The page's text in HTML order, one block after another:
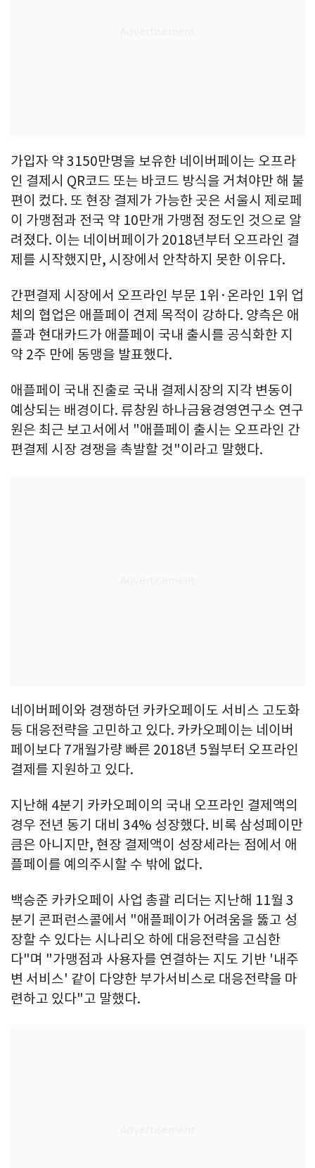
가입자 약 3150만명을 보유한 네이버페이는 오프라
인 결제시 QR코드 또는 바코드 방식을 거쳐야만 해 불
편이 컸다. 또 현장 결제가 가능한 곳은 서울시 제로페
이 가맹점과 전국 약 10만개 가맹점 정도인 것으로 알
려졌다. 이는 네이버페이가 2018년부터 오프라인 결
제를 시작했지만, 시장에서 안착하지 못한 이유다.
간편결제 시장에서 오프라인 부문 1위·온라인 1위 업
체의 협업은 애플페이 견제 목적이 강하다. 양측은 애
플과 현대카드가 애플페이 국내 출시를 공식화한 지
약 2주 만에 동맹을 발표했다.
애플페이 국내 진출로 국내 결제시장의 지각 변동이
예상되는 배경이다. 류창원 하나금융경영연구소 연구
원은 최근 보고서에서 "애플페이 출시는 오프라인 간
편결제 시장 경쟁을 촉발할 것"이라고 말했다.
네이버페이와 경쟁하던 카카오페이도 서비스 고도화
등 대응전략을 고민하고 있다. 카카오페이는 네이버
페이보다 7개월가량 빠른 2018년 5월부터 오프라인
결제를 지원하고 있다.
지난해 4분기 카카오페이의 국내 오프라인 결제액의
경우 전년 동기 대비 34% 성장했다. 비록 삼성페이만
큼은 아니지만, 현장 결제액이 성장세라는 점에서 애
플페이를 예의주시할 수 밖에 없다.
백승준 카카오페이 사업 총괄 리더는 지난해 11월 3
분기 콘퍼런스콜에서 "애플페이가 어려움을 뚫고 성
장할 수 있다는 시나리오 하에 대응전략을 고심한
다"며 "가맹점과 사용자를 연결하는 지도 기반 '내주
변 서비스' 같이 다양한 부가서비스로 대응전략을 마
련하고 있다"고 말했다.